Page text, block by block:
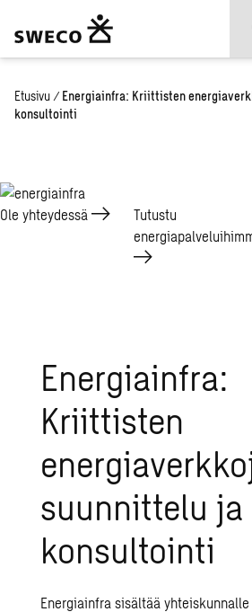
Etusivu / Energiainfra: Kriittisten
konsultointi
Oleyhteydessä
Tutustu
Energiainfra:
Kriittisten
suunnittelu ja
konsultointi
Energiainfra sisältää